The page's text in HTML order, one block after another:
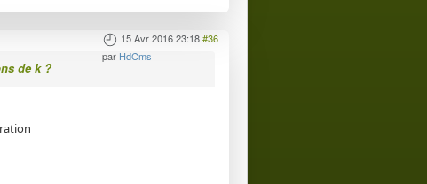
15 Avr 2016 23:18#36
par HdCms
de k ?